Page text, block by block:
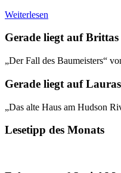
Weiterlesen
Gerade liegt auf
„Der Fall des Baumeisters“
Gerade liegt auf
„Das alte Haus am Hudson
Lesetipp des Monats